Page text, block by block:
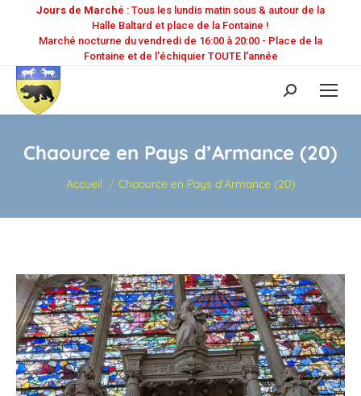
Jours de Marché : Tous les lundis matin sous & autour de la
Halle Baltard et place de la Fontaine !
Marché nocturne du vendredi de 16:00 à 20:00 - Place de la
Fontaine et de l'échiquier TOUTE l'année
Recherche
:
Chaource en Pays d’Armance (20)
Vous êtes ici :
Accueil Chaource en Pays d’Armance (20)